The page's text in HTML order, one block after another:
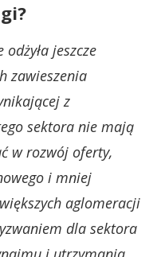
jeszcze
zawieszenia
z
sektora nie mają
w rozwój oferty,
i mniej
aglomeracji
dla sektora